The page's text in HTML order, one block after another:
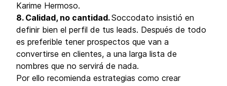
Karime Hermoso.
8. Calidad, no cantidad.Soccodato insistió en
definir bien el perfil de tus leads. Después de todo
es preferible tener prospectos que van a
convertirse en clientes, a una larga lista de
nombres que no servirá de nada.
Por ello recomienda estrategias como crear